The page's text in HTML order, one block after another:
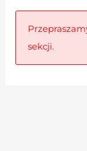
sekcji.